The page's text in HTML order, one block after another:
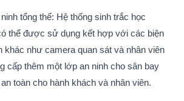
tổng thể: Hệ thống sinh trắc học
thể được sử dụng kết hợp với các biện
khác như camera quan sát và nhân viên
cấp thêm một lớp an ninh cho sân bay
toàn cho hành khách và nhân viên.